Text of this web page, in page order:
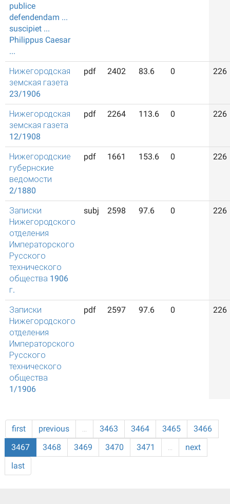
publice
defendendam ...
suscipiet ...
Philippus Caesar
...
Нижегородская
земская газета
23/1906
pdf 2402 83.6 0 226
Нижегородская
земская газета
12/1908
pdf 2264 113.6 0 226
Нижегородские
губернские
ведомости
2/1880
pdf 1661 153.6 0 226
Записки
Нижегородского
отделения
Императорского
Русского
технического
общества 1906
г.
subj 2598 97.6 0 226
Записки
Нижегородского
отделения
Императорского
Русского
технического
общества
1/1906
pdf 2597 97.6 0 226
first previous … 3463 3464 3465
3466
3467
3468 3469 3470 3471 …
next
last